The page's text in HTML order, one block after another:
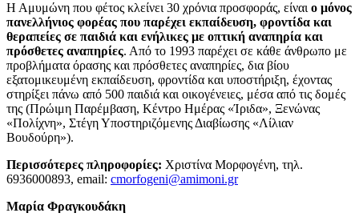
Η Αμυμώνη που φέτος κλείνει 30 χρόνια προσφοράς, είναιο μόνος
πανελλήνιος φορέας που παρέχει εκπαίδευση, φροντίδα και
θεραπείες σε παιδιά και ενήλικες με οπτική αναπηρία και
πρόσθετες αναπηρίες. Από το 1993 παρέχει σε κάθε άνθρωπο με
προβλήματα όρασης και πρόσθετες αναπηρίες, δια βίου
εξατομικευμένη εκπαίδευση, φροντίδα και υποστήριξη, έχοντας
στηρίξει πάνω από 500 παιδιά και οικογένειες, μέσα από τις δομές
της (Πρώιμη Παρέμβαση, Κέντρο Ημέρας «Ίριδα», Ξενώνας
«Πολίχνη», Στέγη Υποστηριζόμενης Διαβίωσης «Λίλιαν
Βουδούρη»).
Περισσότερες πληροφορίες: Χριστίνα Μορφογένη, τηλ.
6936000893, email: cmorfogeni@amimoni.gr
Μαρία Φραγκουδάκη